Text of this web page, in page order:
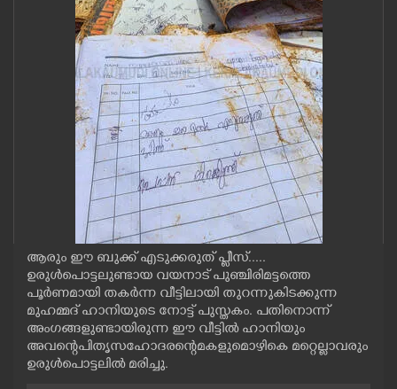
CASE DIARY
SPIRITUAL
INFO+
ART
ആരും ഈ ബുക്ക് എടുക്കരുത് പ്ലീസ്.....
ഉരുൾപൊട്ടലുണ്ടായ വയനാട് പുഞ്ചിരിമട്ടത്തെ
പൂർണമായി തകർന്ന വീട്ടിലായി തുറന്നുകിടക്കുന്ന
മുഹമ്മദ് ഹാനിയുടെ നോട്ട് പുസ്തകം. പതിനൊന്ന്
അംഗങ്ങളുണ്ടായിരുന്ന ഈ വീട്ടിൽ ഹാനിയും
അവന്റെ പിതൃസഹോദരന്റെ മകളുമൊഴികെ മറ്റെല്ലാവരും
ഉരുൾപൊട്ടലിൽ മരിച്ചു.